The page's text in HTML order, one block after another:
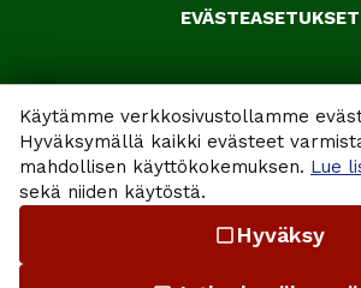
Käytämme verkkosivustollamme
Hyväksymällä kaikki evästeet
mahdollisen käyttökokemuksen. Lue
sekä niiden käytöstä.
check_box_outline_blank Hyväksy
EVÄSTEASETUKSET